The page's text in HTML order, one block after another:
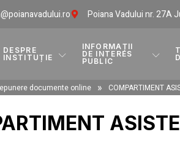
Poiana Vadului nr. 27A
DESPRE
INSTITUȚIE
INFORMAȚII
DE INTERES
PUBLIC
documente online » COMPARTIMENT